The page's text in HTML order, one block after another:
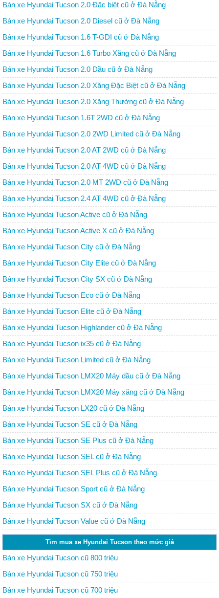
Bán xe Hyundai Tucson 2.0 Đặc biệt cũ ở Đà Nẵng
Bán xe Hyundai Tucson 2.0 Diesel cũ ở Đà Nẵng
Bán xe Hyundai Tucson 1.6 T-GDI cũ ở Đà Nẵng
Bán xe Hyundai Tucson 1.6 Turbo Xăng cũ ở Đà Nẵng
Bán xe Hyundai Tucson 2.0 Dầu cũ ở Đà Nẵng
Bán xe Hyundai Tucson 2.0 Xăng Đặc Biệt cũ ở Đà Nẵng
Bán xe Hyundai Tucson 2.0 Xăng Thường cũ ở Đà Nẵng
Bán xe Hyundai Tucson 1.6T 2WD cũ ở Đà Nẵng
Bán xe Hyundai Tucson 2.0 2WD Limited cũ ở Đà Nẵng
Bán xe Hyundai Tucson 2.0 AT 2WD cũ ở Đà Nẵng
Bán xe Hyundai Tucson 2.0 AT 4WD cũ ở Đà Nẵng
Bán xe Hyundai Tucson 2.0 MT 2WD cũ ở Đà Nẵng
Bán xe Hyundai Tucson 2.4 AT 4WD cũ ở Đà Nẵng
Bán xe Hyundai Tucson Active cũ ở Đà Nẵng
Bán xe Hyundai Tucson Active X cũ ở Đà Nẵng
Bán xe Hyundai Tucson City cũ ở Đà Nẵng
Bán xe Hyundai Tucson City Elite cũ ở Đà Nẵng
Bán xe Hyundai Tucson City SX cũ ở Đà Nẵng
Bán xe Hyundai Tucson Eco cũ ở Đà Nẵng
Bán xe Hyundai Tucson Elite cũ ở Đà Nẵng
Bán xe Hyundai Tucson Highlander cũ ở Đà Nẵng
Bán xe Hyundai Tucson ix35 cũ ở Đà Nẵng
Bán xe Hyundai Tucson Limited cũ ở Đà Nẵng
Bán xe Hyundai Tucson LMX20 Máy dầu cũ ở Đà Nẵng
Bán xe Hyundai Tucson LMX20 Máy xăng cũ ở Đà Nẵng
Bán xe Hyundai Tucson LX20 cũ ở Đà Nẵng
Bán xe Hyundai Tucson SE cũ ở Đà Nẵng
Bán xe Hyundai Tucson SE Plus cũ ở Đà Nẵng
Bán xe Hyundai Tucson SEL cũ ở Đà Nẵng
Bán xe Hyundai Tucson SEL Plus cũ ở Đà Nẵng
Bán xe Hyundai Tucson Sport cũ ở Đà Nẵng
Bán xe Hyundai Tucson SX cũ ở Đà Nẵng
Bán xe Hyundai Tucson Value cũ ở Đà Nẵng
Tìm mua xe Hyundai Tucson theo mức giá
Bán xe Hyundai Tucson cũ 800 triệu
Bán xe Hyundai Tucson cũ 750 triệu
Bán xe Hyundai Tucson cũ 700 triệu